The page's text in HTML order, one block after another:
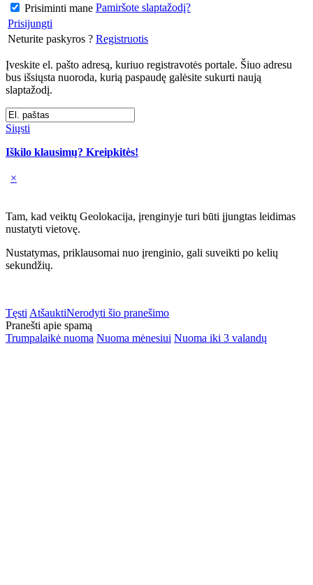
Prisiminti mane Pamiršote slaptažodį?
Prisijungti
Neturite paskyros ? Registruotis
Įveskite el. pašto adresą, kuriuo registravotės portale. Šiuo adresu
bus išsiųsta nuoroda, kurią paspaudę galėsite sukurti naują
slaptažodį.
Siųsti
Iškilo klausimų? Kreipkitės!
×
Tam, kad veiktų Geolokacija, įrenginyje turi būti įjungtas leidimas
nustatyti vietovę.
Nustatymas, priklausomai nuo įrenginio, gali suveikti po kelių
sekundžių.
Tęsti AtšauktiNerodyti šio pranešimo
Pranešti apie spamą
Trumpalaikė nuoma Nuoma mėnesiui Nuoma iki 3 valandų